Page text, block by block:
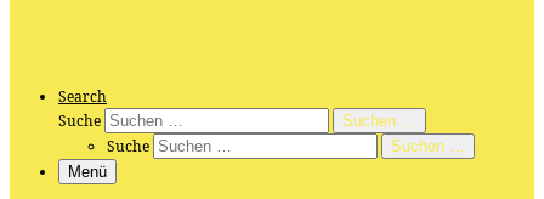
Search
Suche
Suchen …
Suche
Suchen …
Menü